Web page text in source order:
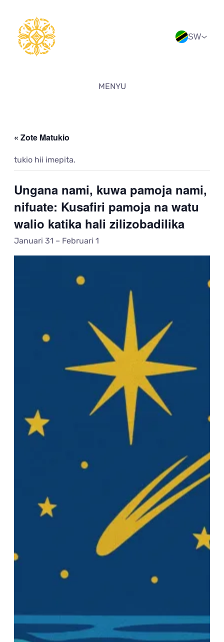
SW
MENYU
« Zote Matukio
tukio hii imepita.
Ungana nami, kuwa pamoja nami,
nifuate: Kusafiri pamoja na watu
walio katika hali zilizobadilika
Januari 31 – Februari 1